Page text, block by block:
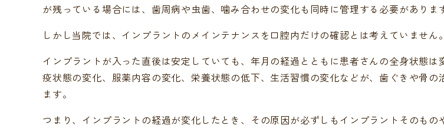
が残っている場合には、歯周病や虫歯、噛み合わせの変化も同時に管理する必要がありま
しかし当院では、インプラントのメインテナンスを口腔内だけの確認とは考えていません。
インプラントが入った直後は安定していても、年月の経過とともに患者さんの全身状態
疫状態の変化、服薬内容の変化、栄養状態の低下、生活習慣の変化などが、歯ぐきや骨
ます。
つまり、インプラントの経過が変化したとき、その原因が必ずしもインプラントそのもの